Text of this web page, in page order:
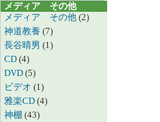
メディア その他
メディア その他 (2)
神道教養 (7)
長谷晴男 (1)
CD (4)
DVD (5)
ビデオ (1)
雅楽CD (4)
神棚 (43)